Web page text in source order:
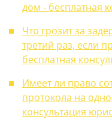
дом - бесплатная
Что грозит за
третий раз, если
бесплатная
Имеет ли право
протокола на
консультация